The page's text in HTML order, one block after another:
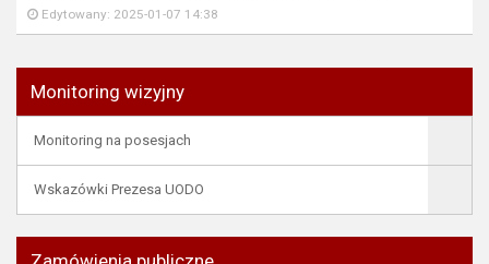
Edytowany: 2025-01-07 14:38
Monitoring wizyjny
Monitoring na posesjach
Wskazówki Prezesa UODO